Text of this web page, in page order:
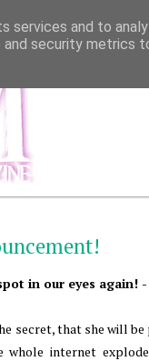
in our eyes again! -
secret, that she will
internet
and to
security metrics